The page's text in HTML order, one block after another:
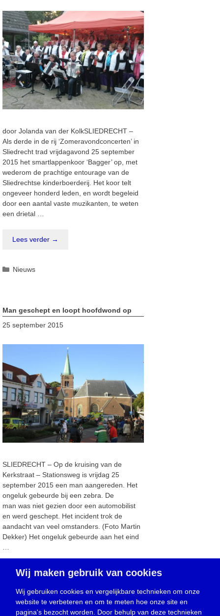
door Jolanda van der KolkSLIEDRECHT –
Als derde in de rij ‘Zomeravondconcerten’ in
Sliedrecht trad vrijdagavond 25 september
2015 het smartlappenkoor ‘Bagger’ op, met
wederom de prachtige entourage van de
Sliedrechtse kinderboerderij. Het koor telt
ongeveer honderd leden, en wordt begeleid
door een aantal vaste muzikanten, te weten
een drietal …
Lees verder →
Categorieën
Nieuws
Man geschept en loopt hoofdwond op
25 september 2015
SLIEDRECHT – Op de kruising van de
Kerkstraat – Stationsweg is vrijdag 25
september 2015 een man aangereden. Het
ongeluk gebeurde bij een zebra. De
man was niet gezien door een automobilist
en werd geschept. Het incident trok de
aandacht van veel omstanders. (Foto Martin
Dekker) Het ongeluk gebeurde aan het eind
Lees verder →
Categorieën
Nieuws
Wij maken gebruik van cookies
Wij gebruiken cookies en vergelijkbare technieken om onze
website te verbeteren en om te meten hoe onze site en
pagina's bezocht worden. Door behulp van deze technieken